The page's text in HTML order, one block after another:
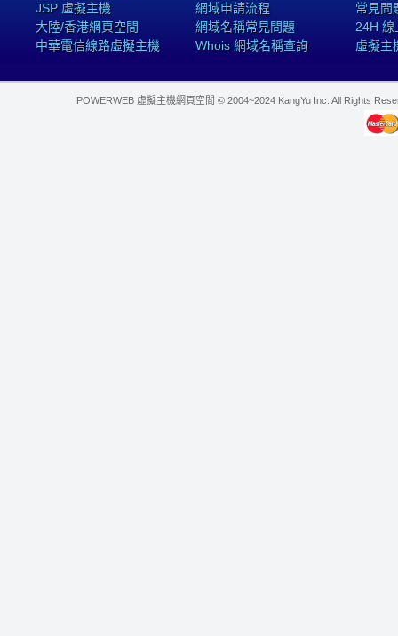
JSP 虛擬主機
大陸/香港網頁空間
中華電信線路虛擬主機
網域申請流程
網域名稱常見問題
Whois 網域名稱查詢
常見問
24H 線
虛擬主
POWERWEB 虛擬主機網頁空間 © 2004~2024 KangYu Inc. All Rights